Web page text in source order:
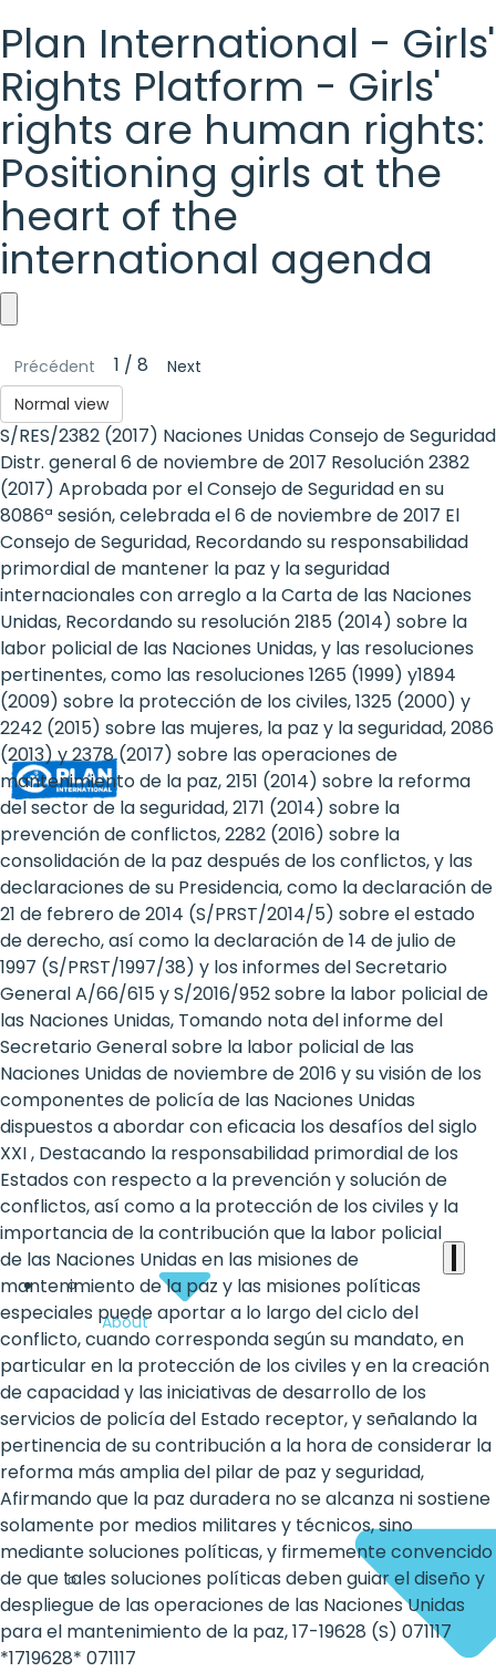
Plan International - Girls'
Rights Platform - Girls'
rights are human rights:
Positioning girls at the
heart of the
international agenda
Plan
International
-
Girls'
Rights
Platform
-
Girls'
rights
are
human
rights:
Positioning
girls
at
the
heart
of
the
international
agenda
About
Précédent 1 / 8
Next
Normal view
S/RES/2382 (2017) Naciones Unidas Consejo de Seguridad
Distr. general 6 de noviembre de 2017 Resolución 2382
(2017) Aprobada por el Consejo de Seguridad en su
8086ª sesión, celebrada el 6 de noviembre de 2017 El
Consejo de Seguridad, Recordando su responsabilidad
primordial de mantener la paz y la seguridad
internacionales con arreglo a la Carta de las Naciones
Unidas, Recordando su resolución 2185 (2014) sobre la
labor policial de las Naciones Unidas, y las resoluciones
pertinentes, como las resoluciones 1265 (1999) y1894
(2009) sobre la protección de los civiles, 1325 (2000) y
2242 (2015) sobre las mujeres, la paz y la seguridad, 2086
(2013) y 2378 (2017) sobre las operaciones de
mantenimiento de la paz, 2151 (2014) sobre la reforma
del sector de la seguridad, 2171 (2014) sobre la
prevención de conflictos, 2282 (2016) sobre la
consolidación de la paz después de los conflictos, y las
declaraciones de su Presidencia, como la declaración de
21 de febrero de 2014 (S/PRST/2014/5) sobre el estado
de derecho, así como la declaración de 14 de julio de
1997 (S/PRST/1997/38) y los informes del Secretario
General A/66/615 y S/2016/952 sobre la labor policial de
las Naciones Unidas, Tomando nota del informe del
Secretario General sobre la labor policial de las
Naciones Unidas de noviembre de 2016 y su visión de los
componentes de policía de las Naciones Unidas
dispuestos a abordar con eficacia los desafíos del siglo
XXI , Destacando la responsabilidad primordial de los
Estados con respecto a la prevención y solución de
conflictos, así como a la protección de los civiles y la
importancia de la contribución que la labor policial
de las Naciones Unidas en las misiones de
mantenimiento de la paz y las misiones políticas
especiales puede aportar a lo largo del ciclo del
conflicto, cuando corresponda según su mandato, en
particular en la protección de los civiles y en la creación
de capacidad y las iniciativas de desarrollo de los
servicios de policía del Estado receptor, y señalando la
pertinencia de su contribución a la hora de considerar la
reforma más amplia del pilar de paz y seguridad,
Afirmando que la paz duradera no se alcanza ni sostiene
solamente por medios militares y técnicos, sino
mediante soluciones políticas, y firmemente convencido
de que tales soluciones políticas deben guiar el diseño y
despliegue de las operaciones de las Naciones Unidas
para el mantenimiento de la paz, 17-19628 (S) 071117
*1719628* 071117